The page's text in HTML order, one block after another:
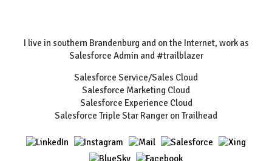
I live in southern Brandenburg and on the Internet, work as
Salesforce Admin and #trailblazer
Salesforce Service/Sales Cloud
Salesforce Marketing Cloud
Salesforce Experience Cloud
Salesforce Triple Star Ranger on Trailhead